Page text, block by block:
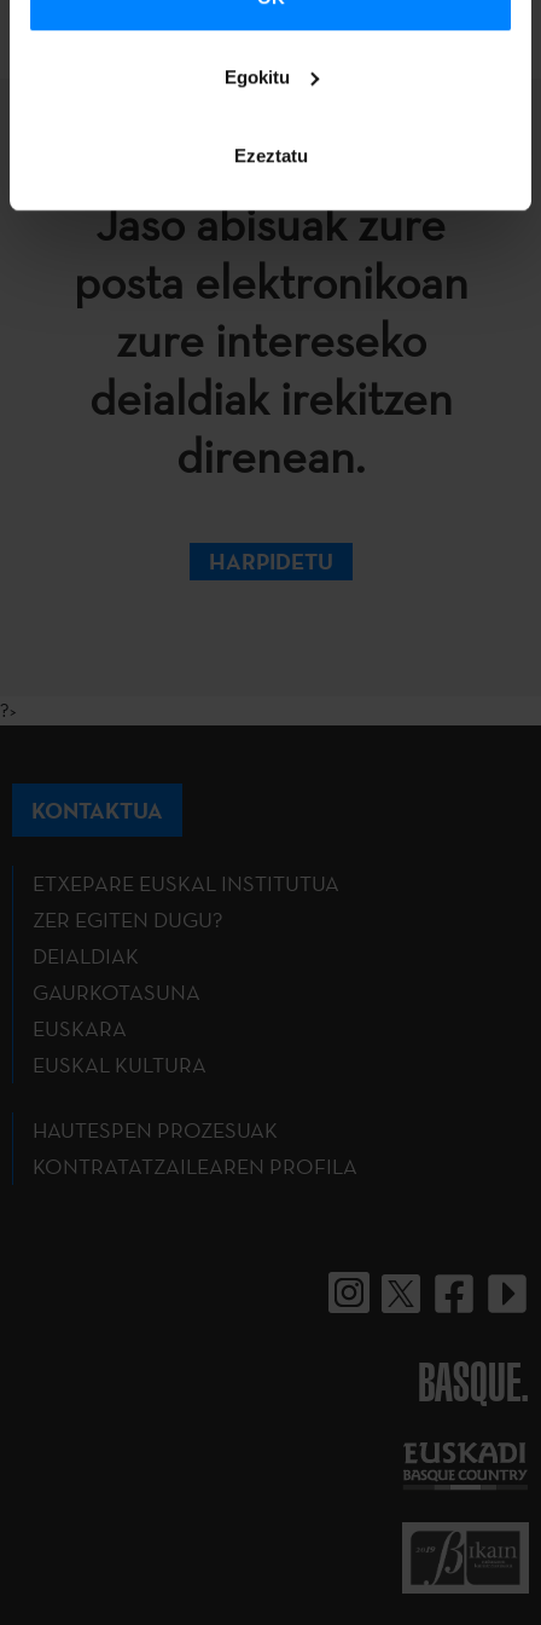
Egokitu
Ezeztatu
Jaso abisuak zure
posta elektronikoan
zure intereseko
deialdiak irekitzen
direnean.
HARPIDETU
?>
KONTAKTUA
ETXEPARE EUSKAL INSTITUTUA
ZER EGITEN DUGU?
DEIALDIAK
GAURKOTASUNA
EUSKARA
EUSKAL KULTURA
HAUTESPEN PROZESUAK
KONTRATATZAILEAREN PROFILA
BASQUE.